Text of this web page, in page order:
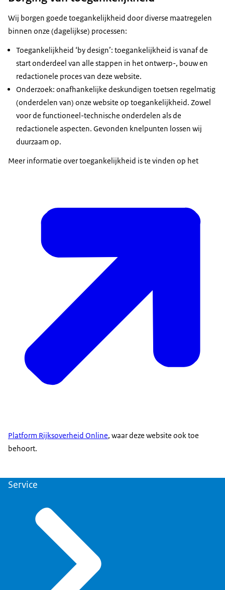
Wij borgen goede toegankelijkheid door diverse maatregelen
binnen onze (dagelijkse) processen:
Toegankelijkheid ‘by design’: toegankelijkheid is vanaf de
start onderdeel van alle stappen in het ontwerp-, bouw en
redactionele proces van deze website.
Onderzoek: onafhankelijke deskundigen toetsen regelmatig
(onderdelen van) onze website op toegankelijkheid. Zowel
voor de functioneel-technische onderdelen als de
redactionele aspecten. Gevonden knelpunten lossen wij
duurzaam op.
Meer informatie over toegankelijkheid is te vinden op het
Platform Rijksoverheid Online, waar deze website ook toe
behoort.
Service